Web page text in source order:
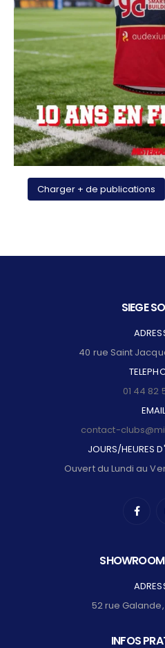
Charger + de publications
SIEGE
40 rue Saint
01 44 82
contact-
JOURS/HEURES
Ouvert du Lundi au
52 rue
INFOS